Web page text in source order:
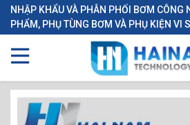
NHẬP KHẨU VÀ PHÂN PHỐI BƠM CÔNG
PHẨM, PHỤ TÙNG BƠM VÀ PHỤ KIỆN VI